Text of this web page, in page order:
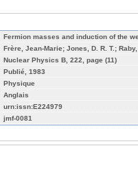
Fermion masses and induction of the
Frère, Jean-Marie; Jones, D. R. T.;
Nuclear Physics B, 222, page (11)
Publié, 1983
Physique
Anglais
urn:issn:E224979
jmf-0081